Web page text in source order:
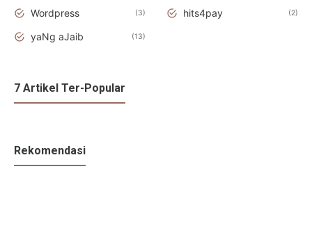
Wordpress 3 hits4pay 2
yaNg aJaib 13
7 Artikel Ter-Popular
Rekomendasi